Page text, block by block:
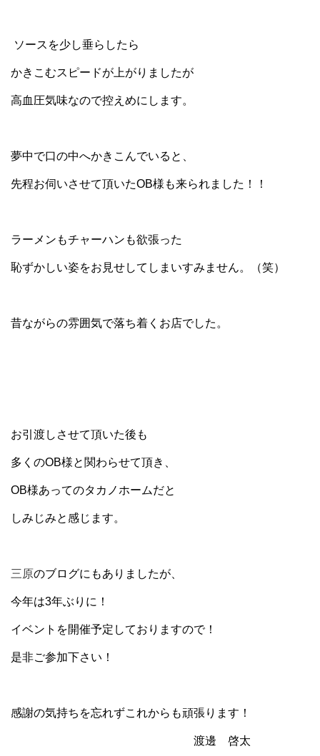
ソースを少し垂らしたら
かきこむスピードが上がりましたが
高血圧気味なので控えめにします。
夢中で口の中へかきこんでいると、
先程お伺いさせて頂いたOB様も来られました！！
ラーメンもチャーハンも欲張った
恥ずかしい姿をお見せしてしまいすみません。（笑）
昔ながらの雰囲気で落ち着くお店でした。
お引渡しさせて頂いた後も
多くのOB様と関わらせて頂き、
OB様あってのタカノホームだと
しみじみと感じます。
三原のブログにもありましたが、
今年は3年ぶりに！
イベントを開催予定しておりますので！
是非ご参加下さい！
感謝の気持ちを忘れずこれからも頑張ります！
渡邊 啓太